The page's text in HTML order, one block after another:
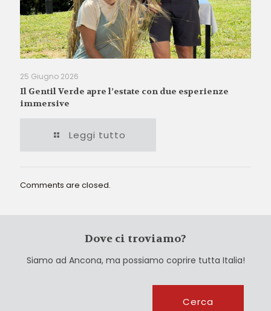
25 Giugno 2026
Il Gentil Verde apre l’estate con due esperienze
immersive
Leggi tutto
Comments are closed.
Dove ci troviamo?
Siamo ad Ancona, ma possiamo coprire tutta Italia!
Cerca